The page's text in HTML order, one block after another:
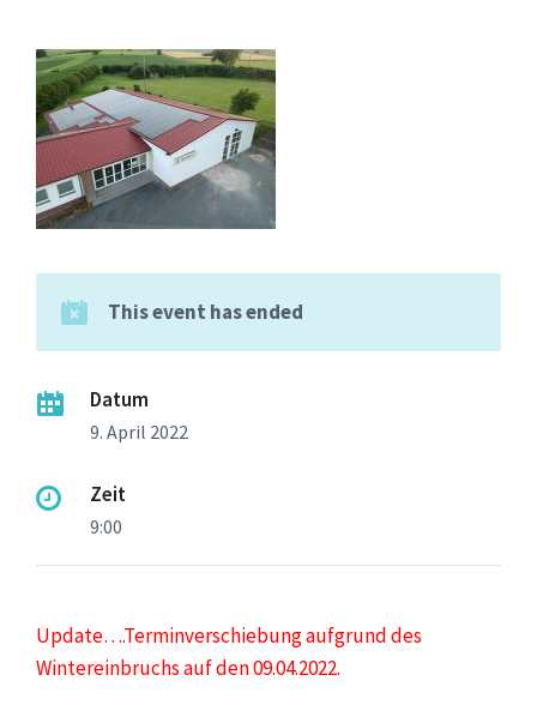
This event has ended
Datum
9. April 2022
Zeit
9:00
Update….Terminverschiebung aufgrund des
Wintereinbruchs auf den 09.04.2022.